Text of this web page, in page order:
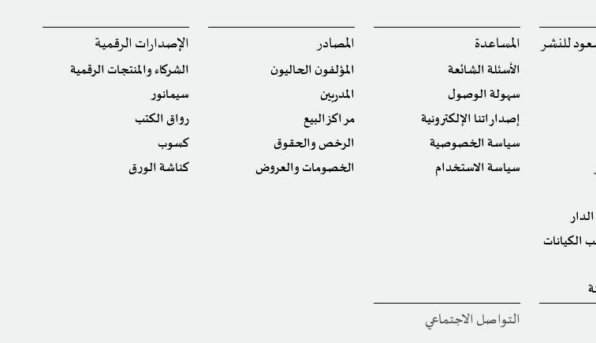
للنشر
الكيانات
المساعدة
الأسئلة الشائعة
سهولة الوصول
إصداراتنا الإلكترونية
سياسة الخصوصية
سياسة الاستخدام
المصادر
المؤلفون الحاليون
المدربين
مراكز البيع
الرخص والحقوق
الخصومات والعروض
الإصدارات الرقمية
الشركاء والمنتجات الرقمية
سيمانور
رواق الكتب
كسوب
كناشة الورق
التواصل الاجتماعي